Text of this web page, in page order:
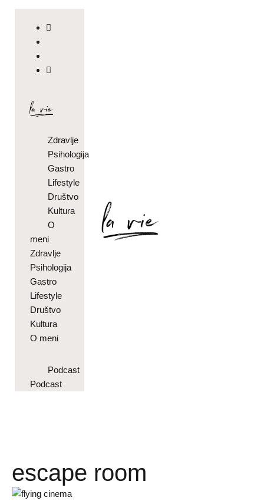
Zdravlje
Psihologija
Gastro
Lifestyle
Društvo
Kultura
O
meni
Zdravlje
Psihologija
Gastro
Lifestyle
Društvo
Kultura
O meni
Podcast
Podcast
escape room